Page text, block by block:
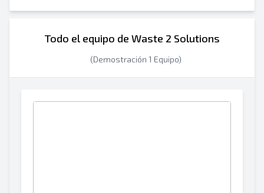
Todo el equipo de Waste 2 Solutions
(Demostración 1 Equipo)